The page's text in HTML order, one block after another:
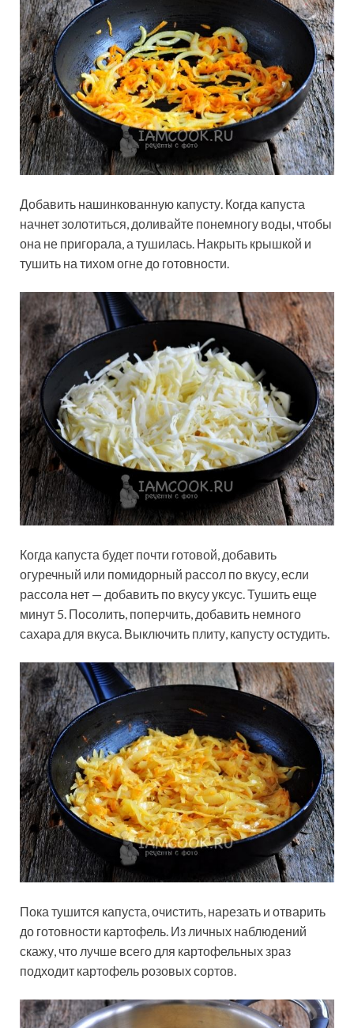
Добавить нашинкованную капусту. Когда капуста
начнет золотиться, доливайте понемногу воды, чтобы
она не пригорала, а тушилась. Накрыть крышкой и
тушить на тихом огне до готовности.
Когда капуста будет почти готовой, добавить
огуречный или помидорный рассол по вкусу, если
рассола нет — добавить по вкусу уксус. Тушить еще
минут 5. Посолить, поперчить, добавить немного
сахара для вкуса. Выключить плиту, капусту остудить.
Пока тушится капуста, очистить, нарезать и отварить
до готовности картофель. Из личных наблюдений
скажу, что лучше всего для картофельных зраз
подходит картофель розовых сортов.